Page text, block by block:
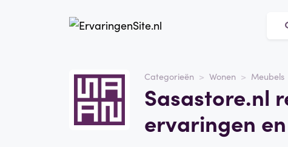
Categorieën Wonen Meubels
Sasastore.nl
ervaringen
Sasastore.nl
Categorie
Wonen
Schrijf een beoordeling